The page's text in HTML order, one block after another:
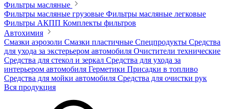
Фильтры масляные
Фильтры масляные грузовые Фильтры масляные легковые
Фильтры АКПП Комплекты фильтров
Автохимия
Смазки аэрозоли Смазки пластичные Спецпродукты Средства
для ухода за экстерьером автомобиля Очистители технические
Средства для стекол и зеркал Средства для ухода за
интерьером автомобиля Герметики Присадки в топливо
Средства для мойки автомобиля Средства для очистки рук
Вся продукция